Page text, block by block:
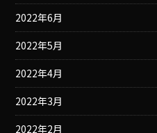
2022年6月
2022年5月
2022年4月
2022年3月
2022年2月